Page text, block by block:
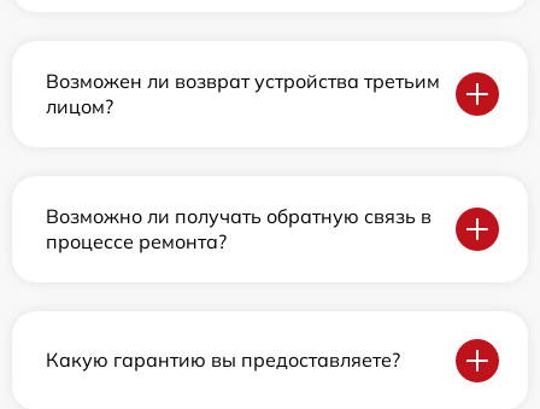
Возможен ли возврат устройства третьим
лицом?
Возможно ли получать обратную связь в
процессе ремонта?
Какую гарантию вы предоставляете?